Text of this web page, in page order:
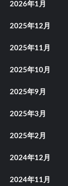
2026年1月
2025年12月
2025年11月
2025年10月
2025年9月
2025年3月
2025年2月
2024年12月
2024年11月